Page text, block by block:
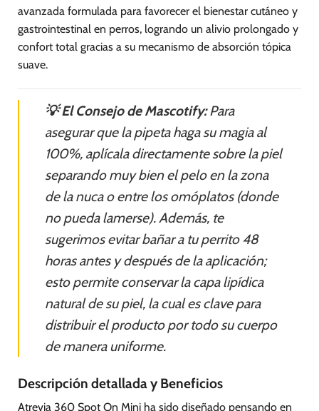
avanzada formulada para favorecer el bienestar cutáneo y
gastrointestinal en perros, logrando un alivio prolongado y
confort total gracias a su mecanismo de absorción tópica
suave.
💡 El Consejo de Mascotify:Para
asegurar que la pipeta haga su magia al
100%, aplícala directamente sobre la piel
separando muy bien el pelo en la zona
de la nuca o entre los omóplatos (donde
no pueda lamerse). Además, te
sugerimos evitar bañar a tu perrito 48
horas antes y después de la aplicación;
esto permite conservar la capa lipídica
natural de su piel, la cual es clave para
distribuir el producto por todo su cuerpo
de manera uniforme.
Descripción detallada y Beneficios
Atrevia 360 Spot On Mini ha sido diseñado pensando en